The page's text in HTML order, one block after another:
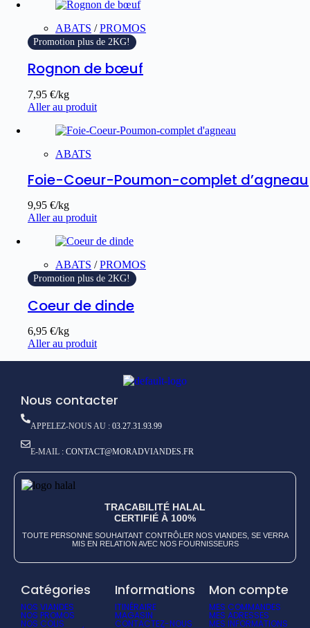
ABATS /PROMOS
Promotion plus de 2KG!
Rognon de bœuf
7,95 €/kg
Aller au produit
ABATS
Foie-Coeur-Poumon-complet d’agneau
9,95 €/kg
Aller au produit
ABATS /PROMOS
Promotion plus de 2KG!
Coeur de dinde
6,95 €/kg
Aller au produit
Nous contacter
APPELEZ-NOUS AU : 03.27.31.93.99
E-MAIL : CONTACT@MORADVIANDES.FR
TRACABILITÉ HALAL
CERTIFIÉ À 100%
TOUTE PERSONNE SOUHAITANT CONTRÔLER NOS VIANDES, SE VERRA
MIS EN RELATION AVEC NOS FOURNISSEURS
Catégories
NOS VIANDES
NOS PROMOS
NOS COLIS
Informations
ITINÉRAIRE
MAGASIN
CONTACTEZ-NOUS
Mon compte
MES COMMANDES
MES ADRESSES
MES INFORMATIONS